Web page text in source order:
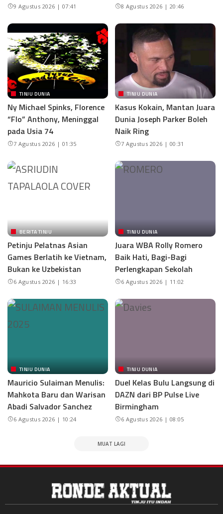
9 Agustus 2026 | 07:41 8 Agustus 2026 | 20:46
TINJU DUNIA
Ny Michael Spinks, Florence
“Flo” Anthony, Meninggal
pada Usia 74
7 Agustus 2026 | 01:35
TINJU DUNIA
Kasus Kokain, Mantan Juara
Dunia Joseph Parker Boleh
Naik Ring
7 Agustus 2026 | 00:31
BERITA TINJU
Petinju Pelatnas Asian
Games Berlatih ke Vietnam,
Bukan ke Uzbekistan
6 Agustus 2026 | 16:33
TINJU DUNIA
Juara WBA Rolly Romero
Baik Hati, Bagi-Bagi
Perlengkapan Sekolah
6 Agustus 2026 | 11:02
TINJU DUNIA
Mauricio Sulaiman Menulis:
Mahkota Baru dan Warisan
Abadi Salvador Sanchez
6 Agustus 2026 | 10:24
TINJU DUNIA
Duel Kelas Bulu Langsung di
DAZN dari BP Pulse Live
Birmingham
6 Agustus 2026 | 08:05
MUAT LAGI